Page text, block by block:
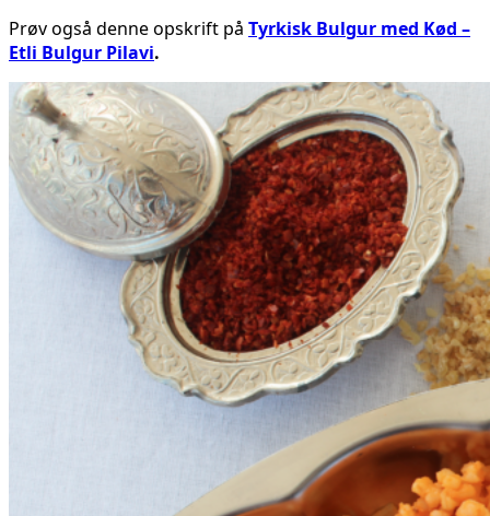
Prøv også denne opskrift på Tyrkisk Bulgur med Kød –
Etli Bulgur Pilavi.